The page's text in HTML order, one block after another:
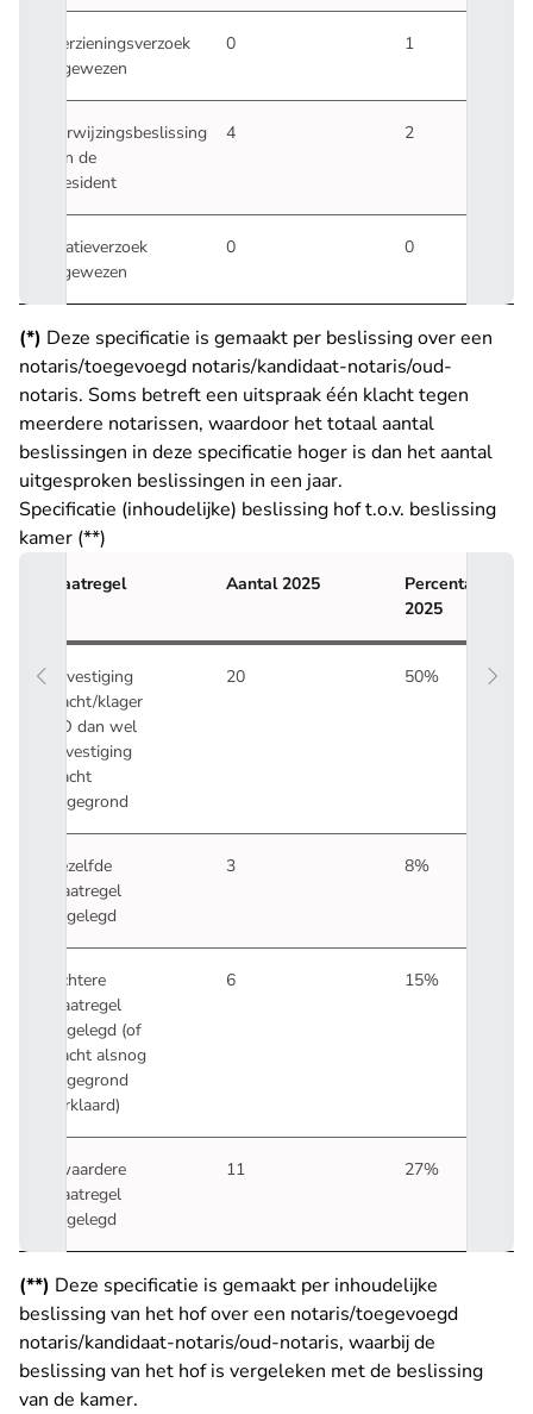
Herzieningsverzoek
afgewezen
0 1
Verwijzingsbeslissing
van de
president
4 2
Gratieverzoek
afgewezen
0 0
(*) Deze specificatie is gemaakt per beslissing over een
notaris/toegevoegd notaris/kandidaat-notaris/oud-
notaris. Soms betreft een uitspraak één klacht tegen
meerdere notarissen, waardoor het totaal aantal
beslissingen in deze specificatie hoger is dan het aantal
uitgesproken beslissingen in een jaar.
Specificatie (inhoudelijke) beslissing hof t.o.v. beslissing
kamer (**)
Maatregel Aantal 2025
Percentage
2025
Bevestiging
klacht/klager
NO dan wel
bevestiging
klacht
ongegrond
20 50%
Dezelfde
maatregel
opgelegd
3 8%
Lichtere
maatregel
opgelegd (of
klacht alsnog
ongegrond
verklaard)
6 15%
Zwaardere
maatregel
opgelegd
11 27%
(**) Deze specificatie is gemaakt per inhoudelijke
beslissing van het hof over een notaris/toegevoegd
notaris/kandidaat-notaris/oud-notaris, waarbij de
beslissing van het hof is vergeleken met de beslissing
van de kamer.